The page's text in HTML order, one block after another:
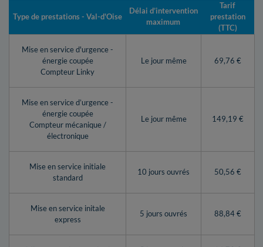
Type de prestations - Val-d'Oise
Délai d’intervention
maximum
Tarif
prestation
(TTC)
Mise en service d'urgence -
énergie coupée
Compteur Linky
Le jour même 69,76 €
Mise en service d’urgence -
énergie coupée
Compteur mécanique /
électronique
Le jour même 149,19 €
Mise en service initiale
standard
10 jours ouvrés 50,56 €
Mise en service initale
express
5 jours ouvrés 88,84 €